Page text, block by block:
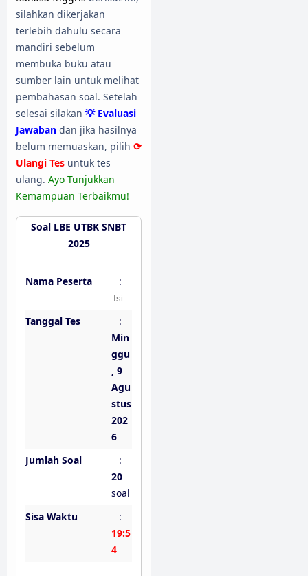
silahkan dikerjakan
terlebih dahulu secara
mandiri sebelum
membuka buku atau
sumber lain untuk melihat
pembahasan soal. Setelah
selesai silakan 💡 Evaluasi
Jawaban dan jika hasilnya
belum memuaskan, pilih ⟳
Ulangi Tes untuk tes
ulang. Ayo Tunjukkan
Kemampuan Terbaikmu!
Soal LBE UTBK SNBT
2025
Nama Peserta :
Tanggal Tes
:
Min
ggu
, 9
Agu
stus
202
6
Jumlah Soal
:
20
soal
Sisa Waktu
:
19:5
3